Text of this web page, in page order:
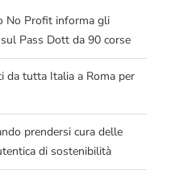
No Profit informa gli
Pass Dott da 90 corse
da tutta Italia a Roma per
prendersi cura delle
di sostenibilità